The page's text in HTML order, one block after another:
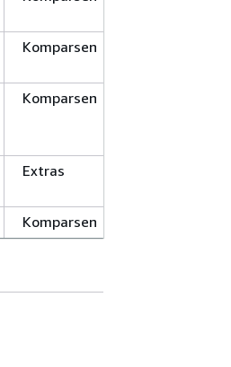
Komparsen
Komparsen
Extras
Komparsen